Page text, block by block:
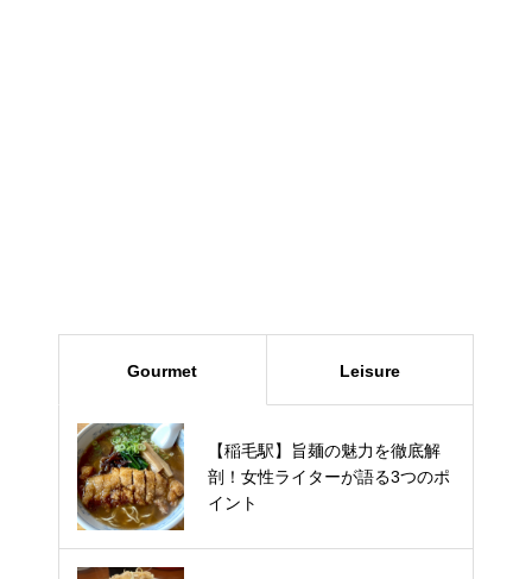
Gourmet Leisure
【稲毛駅】旨麺の魅力を徹底解
剖！女性ライターが語る3つのポ
イント
千葉市 ふぁいんファーム の いち
ご狩り 口コミ 料金 予約方法 駐
車場 品種 を徹底ガイド